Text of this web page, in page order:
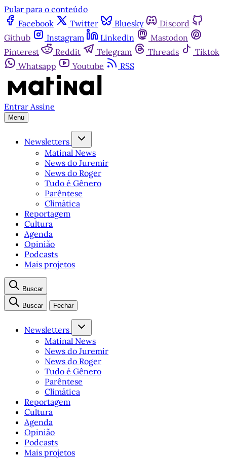
Pular para o conteúdo
Facebook
Twitter Bluesky
Discord
Github
Instagram Linkedin
Mastodon
Pinterest
Reddit Telegram Threads
Tiktok
Whatsapp
Youtube RSS
Entrar Assine
Menu
Newsletters
Matinal News
News do Juremir
News do Roger
Tudo é Gênero
Parêntese
Climática
Reportagem
Cultura
Agenda
Opinião
Podcasts
Mais projetos
Buscar
Buscar Fechar
Newsletters
Matinal News
News do Juremir
News do Roger
Tudo é Gênero
Parêntese
Climática
Reportagem
Cultura
Agenda
Opinião
Podcasts
Mais projetos